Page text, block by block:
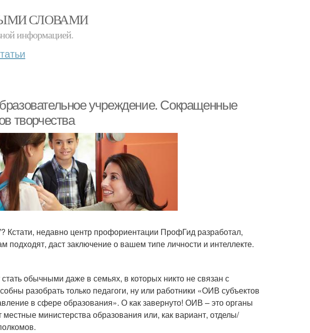
СЛОВАМИ
информацией.
учреждение. Сокращенные
творчества
недавно центр профориентации ПрофГид разработал,
подходят, даст заключение о вашем типе личности и интеллекте.
обычными даже в семьях, в которых никто не связан с
разобрать только педагоги, ну или работники «ОИВ субъектов
в сфере образования». О как завернуто! ОИВ – это органы
местные министерства образования или, как вариант, отделы/